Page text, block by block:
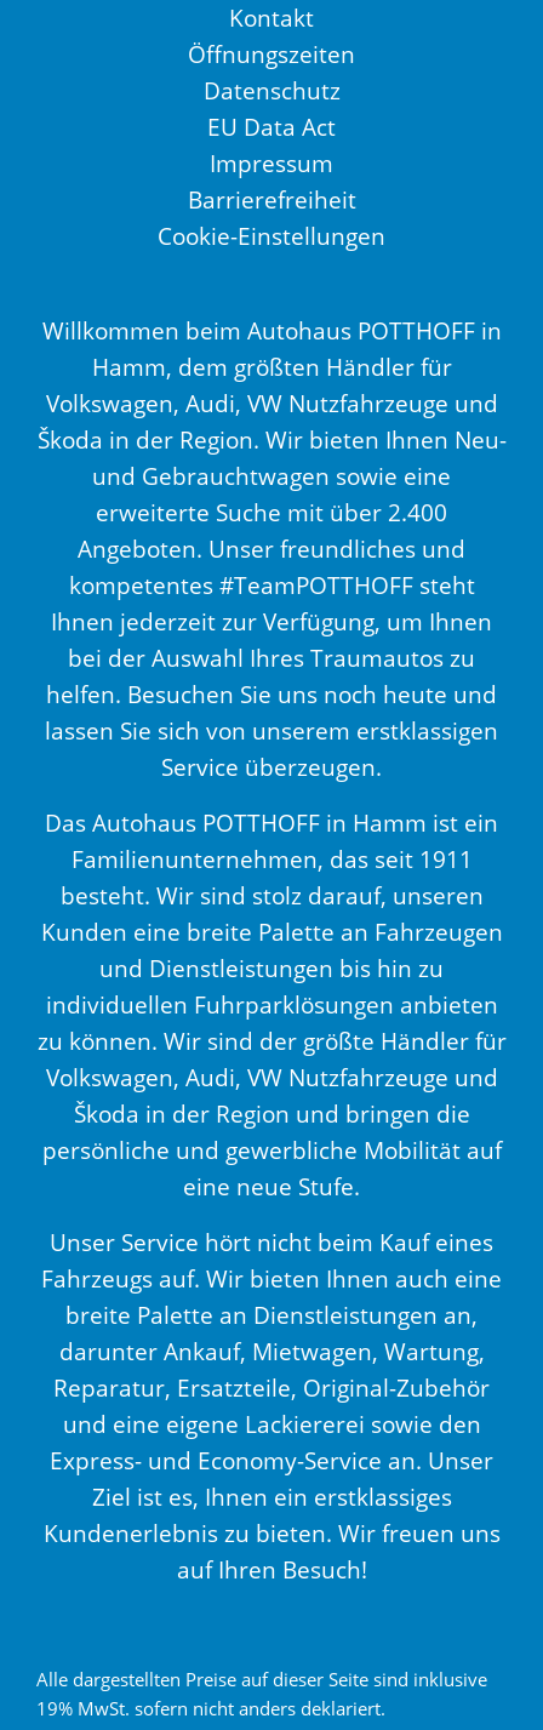
Kontakt
Öffnungszeiten
Datenschutz
EU Data Act
Impressum
Barrierefreiheit
Cookie-Einstellungen
Willkommen beim Autohaus POTTHOFF in
Hamm, dem größten Händler für
Volkswagen, Audi, VW Nutzfahrzeuge und
Škoda in der Region. Wir bieten Ihnen Neu-
und Gebrauchtwagen sowie eine
erweiterte Suche mit über 2.400
Angeboten. Unser freundliches und
kompetentes #TeamPOTTHOFF steht
Ihnen jederzeit zur Verfügung, um Ihnen
bei der Auswahl Ihres Traumautos zu
helfen. Besuchen Sie uns noch heute und
lassen Sie sich von unserem erstklassigen
Service überzeugen.
Das Autohaus POTTHOFF in Hamm ist ein
Familienunternehmen, das seit 1911
besteht. Wir sind stolz darauf, unseren
Kunden eine breite Palette an Fahrzeugen
und Dienstleistungen bis hin zu
individuellen Fuhrparklösungen anbieten
zu können. Wir sind der größte Händler für
Volkswagen, Audi, VW Nutzfahrzeuge und
Škoda in der Region und bringen die
persönliche und gewerbliche Mobilität auf
eine neue Stufe.
Unser Service hört nicht beim Kauf eines
Fahrzeugs auf. Wir bieten Ihnen auch eine
breite Palette an Dienstleistungen an,
darunter Ankauf, Mietwagen, Wartung,
Reparatur, Ersatzteile, Original-Zubehör
und eine eigene Lackiererei sowie den
Express- und Economy-Service an. Unser
Ziel ist es, Ihnen ein erstklassiges
Kundenerlebnis zu bieten. Wir freuen uns
auf Ihren Besuch!
Alle dargestellten Preise auf dieser Seite sind inklusive
19% MwSt. sofern nicht anders deklariert.